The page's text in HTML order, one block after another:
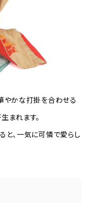
やかな打掛を合わせる
まれます。
と、一気に可憐で愛らし